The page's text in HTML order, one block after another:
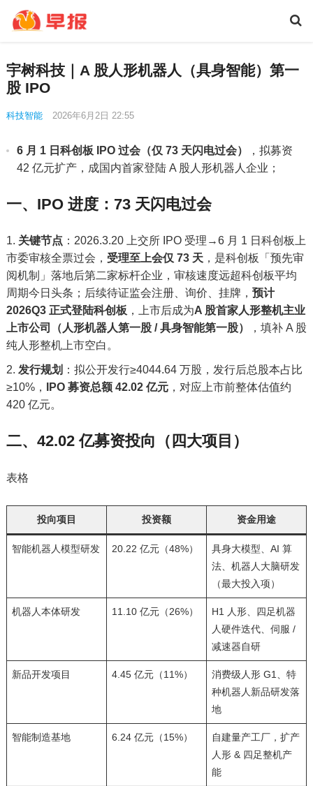
宇树科技｜A 股人形机器人（具身智能）第一
股 IPO
科技智能 2026年6月2日 22:55
6 月 1 日科创板 IPO 过会（仅 73 天闪电过会）
，拟募资
42 亿元扩产，成国内首家登陆 A 股人形机器人企业；
一、IPO 进度：73 天闪电过会
关键节点 ：2026.3.20 上交所 IPO 受理→6 月 1 日科创板上
市委审核全票过会， 受理至上会仅 73 天，是科创板「预先审
阅机制」落地后第二家标杆企业，审核速度远超科创板平均
周期今日头条；后续待证监会注册、询价、挂牌， 预计
2026Q3 正式登陆科创板 ，上市后成为A 股首家人形整机主业
上市公司（人形机器人第一股 / 具身智能第一股）
，填补 A 股
纯人形整机上市空白。
发行规划 ：拟公开发行≥4044.64 万股，发行后总股本占比
≥10%，
IPO 募资总额 42.02 亿元，对应上市前整体估值约
420 亿元。
二、42.02 亿募资投向（四大项目）
表格
投向项目 投资额 资金用途
智能机器人模型研发 20.22 亿元（48%）
具身大模型、AI 算
法、机器人大脑研发
（最大投入项）
机器人本体研发 11.10 亿元（26%）
H1 人形、四足机器
人硬件迭代、伺服 /
减速器自研
新品开发项目 4.45 亿元（11%）
消费级人形 G1、特
种机器人新品研发落
地
智能制造基地 6.24 亿元（15%）
自建量产工厂，扩产
人形 & 四足整机产
能